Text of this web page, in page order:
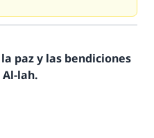
paz y las bendiciones
lah.